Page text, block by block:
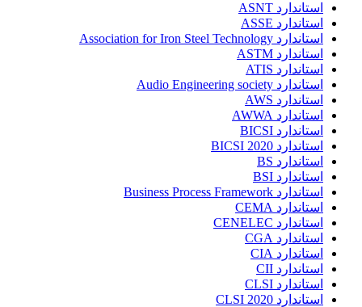
استاندارد ASNT
استاندارد ASSE
استاندارد Association for Iron Steel Technology
استاندارد ASTM
استاندارد ATIS
استاندارد Audio Engineering society
استاندارد AWS
استاندارد AWWA
استاندارد BICSI
استاندارد BICSI 2020
استاندارد BS
استاندارد BSI
استاندارد Business Process Framework
استاندارد CEMA
استاندارد CENELEC
استاندارد CGA
استاندارد CIA
استاندارد CII
استاندارد CLSI
استاندارد CLSI 2020